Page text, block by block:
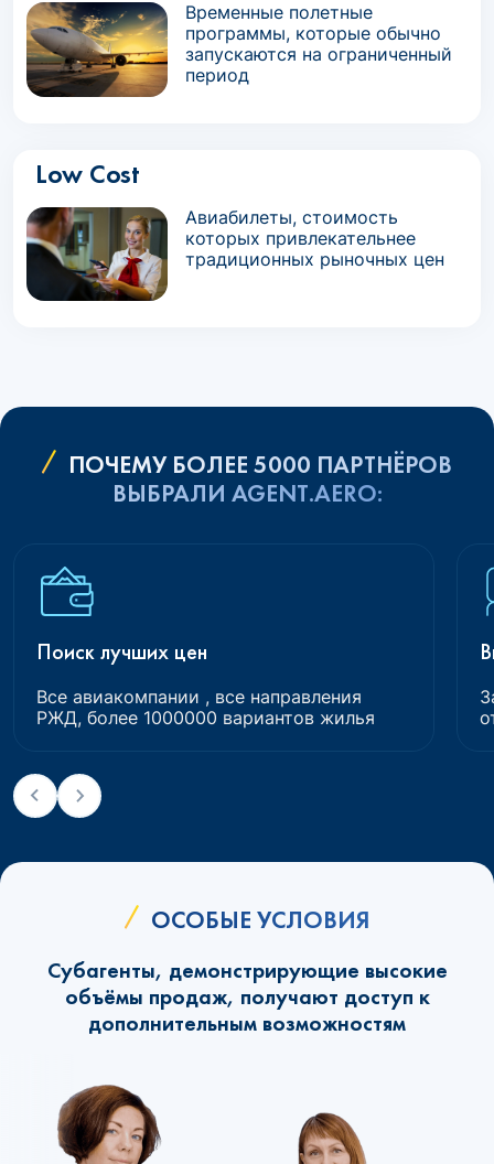
Временные полетные
программы, которые обычно
запускаются на ограниченный
период
Low Cost
Авиабилеты, стоимость
которых привлекательнее
традиционных рыночных цен
ПОЧЕМУ БОЛЕЕ 5000 ПАРТНЁРОВ
ВЫБРАЛИ AGENT.AERO:
Поиск лучших цен
Все авиакомпании , все направления
РЖД, более 1000000 вариантов жилья
ОСОБЫЕ УСЛОВИЯ
Субагенты, демонстрирующие высокие
объёмы продаж, получают доступ к
дополнительным возможностям